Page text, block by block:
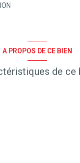
A PROPOS DE CE BIEN
de ce